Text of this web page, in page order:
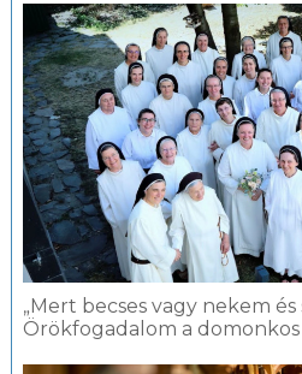
„Mert becses vagy nekem és
Örökfogadalom a